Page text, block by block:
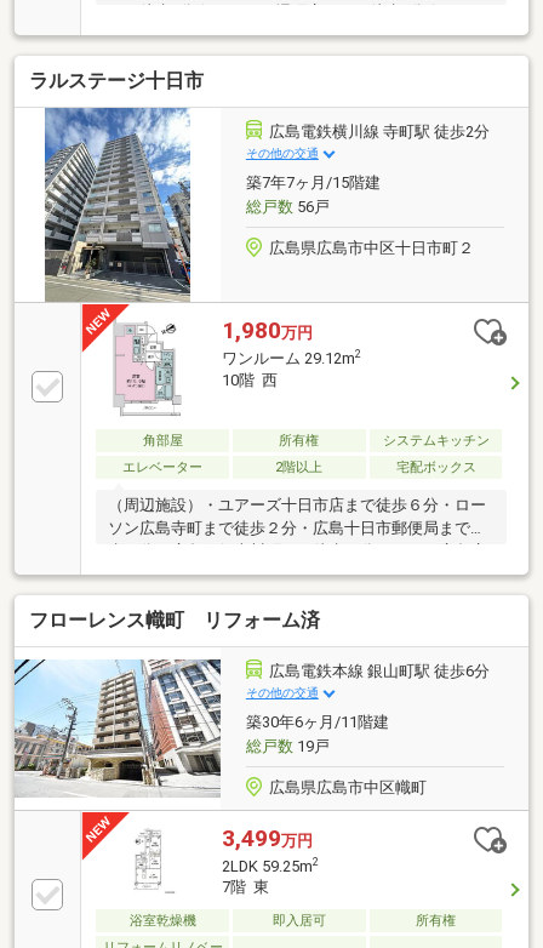
やまぐちまで 徒歩9分☆ウォンツ十日市店まで 徒
歩9分☆本川保育園まで 徒歩8分☆広島市立本川小学
校まで 徒歩10分☆広島市立国泰寺中学校まで 徒歩
27分☆セブンイレブン 広島土橋店まで 徒歩2分☆広
島十日市郵便局まで 徒歩6分☆はるた呼吸器クリニ
ックまで 徒歩5分☆平和記念公園まで 徒歩11分☆
小網電停まで 徒歩2分☆堺町バス停まで 徒歩1分
ラルステージ十日市
広島電鉄横川線 寺町駅 徒歩2分
その他の交通
築7年7ヶ月/15階建
総戸数56戸
広島県広島市中区十日市町２
1,980万円
ワンルーム 29.12m2
10階 西
角部屋 所有権
システムキッチン
エレベーター
2階以上 宅配ボックス
（周辺施設）・ユアーズ十日市店まで徒歩６分・ロー
ソン広島寺町まで徒歩２分・広島十日市郵便局まで徒
まで徒歩１６分・エディオンピースウイング広島まで
徒歩６分本川（２４０ｍ）の遊歩道や公園でジョギン
グや散歩を楽しむことができ、４月には河畔で桜並木
でお花見を楽しめます。市内中心部までのアクセスの
よい立地にあるほか、スーパーなども徒歩圏内にある
ので生活便の良い条件にあります十日市町の周辺には
平和記念公園（９２０ｍ）や神社仏閣などがあり、歴
史と文化を感じることのできる町です。
フローレンス幟町 リフォーム済
広島電鉄本線 銀山町駅 徒歩6分
その他の交通
築30年6ヶ月/11階建
総戸数19戸
広島県広島市中区幟町
3,499万円
2LDK 59.25m2
7階 東
浴室乾燥機 即入居可
所有権